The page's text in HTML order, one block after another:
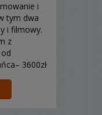
i
tym dwa
i filmowy.
z
3600zł
się oddać